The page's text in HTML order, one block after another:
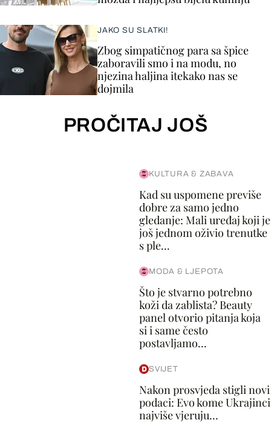
JAKO SU SLATKI!
Zbog simpatičnog para sa špice
zaboravili smo i na modu, no
njezina haljina itekako nas se
dojmila
PROČITAJ JOŠ
KULTURA & ZABAVA
Kad su uspomene previše
dobre za samo jedno
gledanje: Mali uređaj koji je
još jednom oživio trenutke
s ple...
MODA & LJEPOTA
Što je stvarno potrebno
koži da zablista? Beauty
panel otvorio pitanja koja
si i same često
postavljamo...
SVIJET
Nakon prosvjeda stigli novi
podaci: Evo kome Ukrajinci
najviše vjeruju...